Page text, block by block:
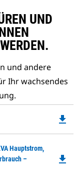
UND
und andere
Ihr wachsendes
file_download
Hauptstrom,
–
file_download